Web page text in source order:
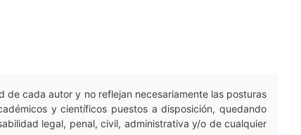
de cada autor y no reflejan necesariamente las posturas
y científicos puestos a disposición, quedando
legal, penal, civil, administrativa y/o de cualquier